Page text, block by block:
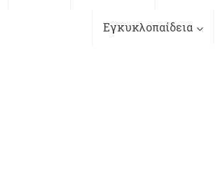
Εγκυκλοπαίδεια